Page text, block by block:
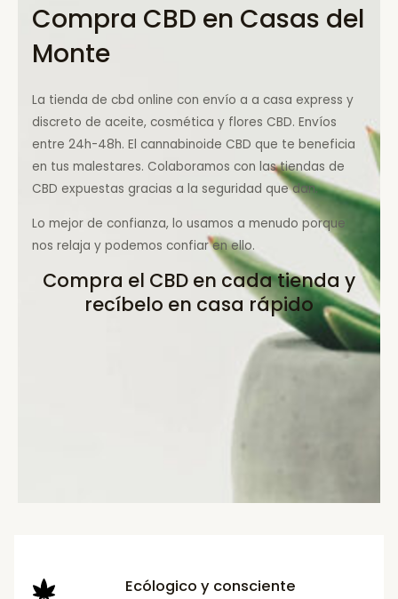
Compra CBD en Casas del
Monte
La tienda de cbd online con envío a a casa express y
discreto de aceite, cosmética y flores CBD. Envíos
entre 24h-48h. El cannabinoide CBD que te beneficia
en tus malestares. Colaboramos con las tiendas de
CBD expuestas gracias a la seguridad que dan.
Lo mejor de confianza, lo usamos a menudo porque
nos relaja y podemos confiar en ello.
Compra el CBD en cada tienda y
recíbelo en casa rápido
Ecólogico y consciente